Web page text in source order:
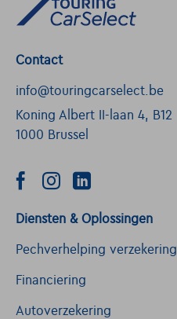
Contact
info@touringcarselect.be
Koning Albert II-laan 4, B12
1000 Brussel
Diensten & Oplossingen
Pechverhelping verzekering
Financiering
Autoverzekering